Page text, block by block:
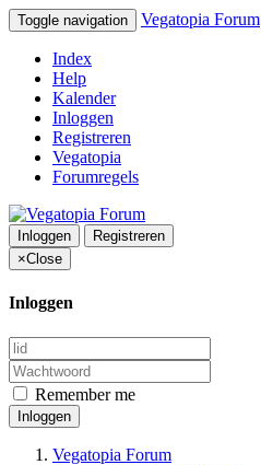
Toggle navigation Vegatopia Forum
Index
Help
Kalender
Inloggen
Registreren
Vegatopia
Forumregels
Inloggen
Registreren
×Close
Inloggen
Remember me
Inloggen
Vegatopia Forum